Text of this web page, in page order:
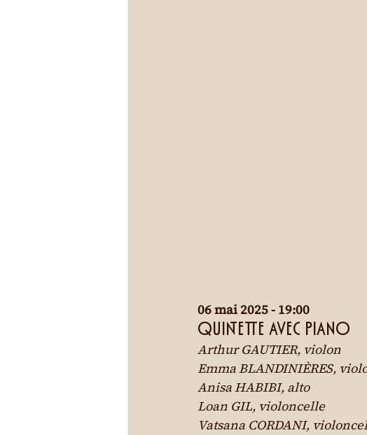
06 mai 2025 - 19:00
QUINTETTE AVEC PIANO
Arthur GAUTIER, violon
Emma BLANDINIÈRES,
Anisa HABIBI, alto
Loan GIL, violoncelle
Vatsana CORDANI,